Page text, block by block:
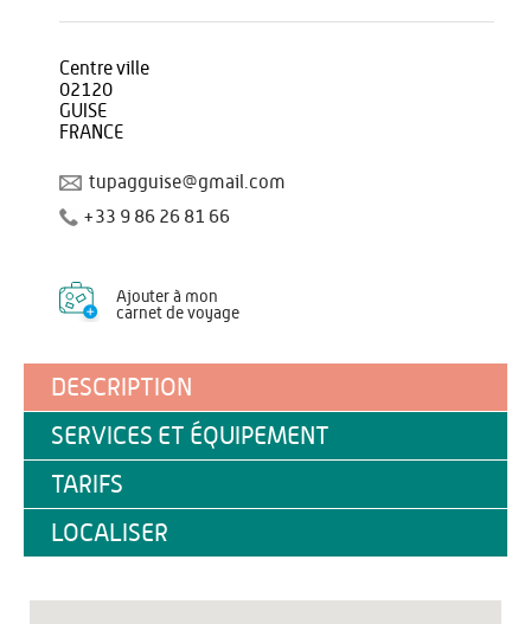
Centre ville
02120
GUISE
FRANCE
tupagguise@gmail.com
+33 9 86 26 81 66
Ajouter à mon
carnet de voyage
DESCRIPTION
SERVICES ET ÉQUIPEMENT
TARIFS
LOCALISER